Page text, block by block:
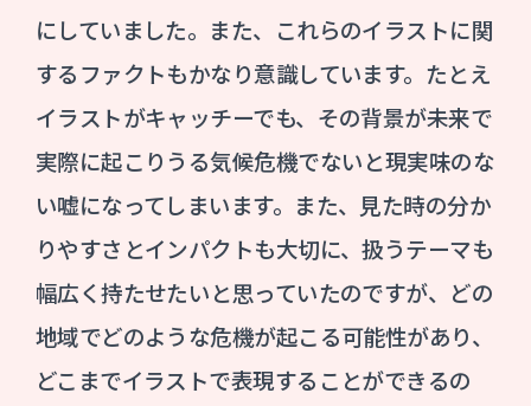
にしていました。また、これらのイラストに関
するファクトもかなり意識しています。たとえ
イラストがキャッチーでも、その背景が未来で
実際に起こりうる気候危機でないと現実味のな
い嘘になってしまいます。また、見た時の分か
りやすさとインパクトも大切に、扱うテーマも
幅広く持たせたいと思っていたのですが、どの
地域でどのような危機が起こる可能性があり、
どこまでイラストで表現することができるの